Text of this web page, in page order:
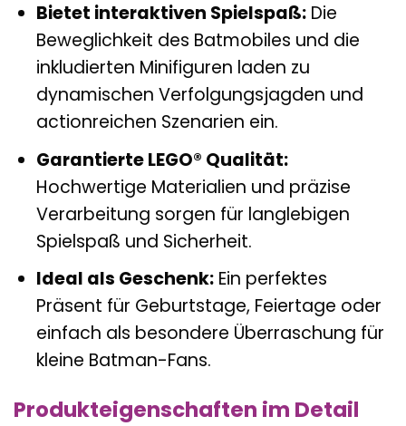
Bietet interaktiven Spielspaß:Die
Beweglichkeit des Batmobiles und die
inkludierten Minifiguren laden zu
dynamischen Verfolgungsjagden und
actionreichen Szenarien ein.
Garantierte LEGO® Qualität:
Hochwertige Materialien und präzise
Verarbeitung sorgen für langlebigen
Spielspaß und Sicherheit.
Ideal als Geschenk:Ein perfektes
Präsent für Geburtstage, Feiertage oder
einfach als besondere Überraschung für
kleine Batman-Fans.
Produkteigenschaften im Detail